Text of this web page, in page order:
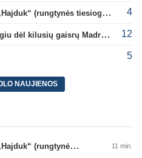
Konferencijų lyga: „Žalgiris“ – „Hajduk“ (rungtynės tiesiogiai) 4
L. Messi pasižymėjo kilniu poelgiu dėl kilusių gaisrų Madride 12
5
NAUJIENOS
Konferencijų lyga: „Žalgiris“ – „Hajduk“ (rungtynės tiesiogiai) 11 min.